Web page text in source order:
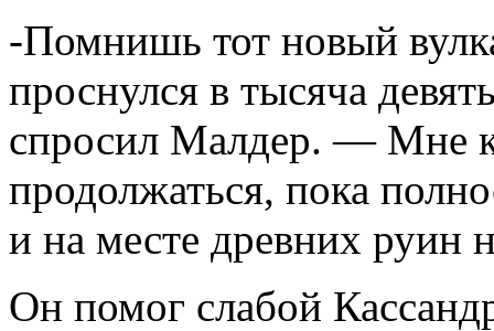
-Помнишь тот новый
проснулся в тысяча
спросил Малдер. — Мне
продолжаться, пока
и на месте древних руин
Он помог слабой